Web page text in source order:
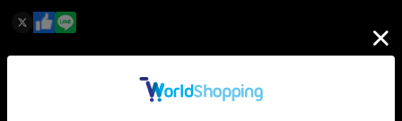
ライフスタイル＆トレーニング用のハーフパンツです。